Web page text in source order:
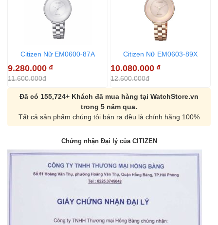
Citizen Nữ EM0600-87A
9.280.000 ₫
11.600.000đ
Citizen Nữ EM0603-89X
10.080.000 ₫
12.600.000đ
Đã có 155,724+ Khách đã mua hàng tại WatchStore.vn
trong 5 năm qua.
Tất cả sản phẩm chúng tôi bán ra đều là chính hãng 100%
Chứng nhận Đại lý của CITIZEN